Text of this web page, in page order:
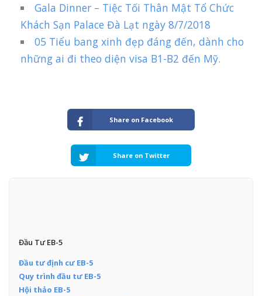
Gala Dinner – Tiệc Tối Thân Mật Tổ Chức
Khách Sạn Palace Đà Lạt ngày 8/7/2018
05 Tiểu bang xinh đẹp đáng đến, dành cho
những ai đi theo diện visa B1-B2 đến Mỹ.
Share on Facebook
Share on Twitter
Đầu Tư EB-5
Đầu tư định cư EB-5
Quy trình đầu tư EB-5
Hội thảo EB-5